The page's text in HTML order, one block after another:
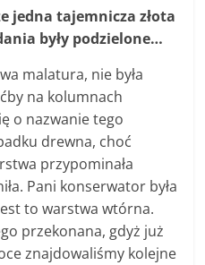
jedna tajemnicza złota
były podzielone…
malatura, nie była
na kolumnach
o nazwanie tego
drewna, choć
przypominała
Pani konserwator była
to warstwa wtórna.
przekonana, gdyż już
znajdowaliśmy kolejne